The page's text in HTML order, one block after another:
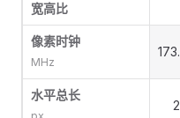
宽高比
像素时钟
MHz
水平总长